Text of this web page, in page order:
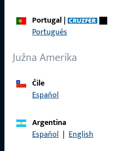
Portugal|
Português
Južna Amerika
Čile
Español
Argentina
Español | English